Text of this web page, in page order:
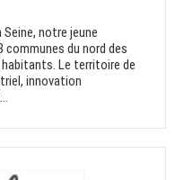
Seine, notre jeune
communes du nord des
Le territoire de
innovation